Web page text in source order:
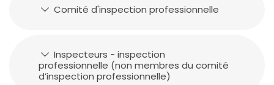
Comité d'inspection professionnelle
Inspecteurs - inspection
professionnelle (non membres du comité
d’inspection professionnelle)